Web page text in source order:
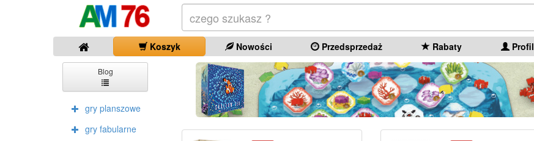
Koszyk Nowości Przedsprzedaż Rabaty Profil
Blog
gry planszowe
gry fabularne